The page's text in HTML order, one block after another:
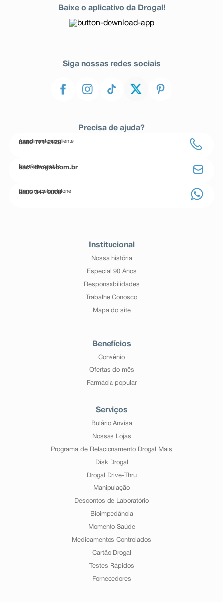
Baixe o aplicativo da Drogal!
Siga nossas redes sociais
Precisa de ajuda?
Atendimento ao cliente
0800 771 2120
Entre em contato
sac@drogal.com.br
Compre pelo telefone
0800 347 0000
Institucional
Nossa história
Especial 90 Anos
Responsabilidades
Trabalhe Conosco
Mapa do site
Benefícios
Convênio
Ofertas do mês
Farmácia popular
Serviços
Bulário Anvisa
Nossas Lojas
Programa de Relacionamento Drogal Mais
Disk Drogal
Drogal Drive-Thru
Manipulação
Descontos de Laboratório
Bioimpedância
Momento Saúde
Medicamentos Controlados
Cartão Drogal
Testes Rápidos
Fornecedores